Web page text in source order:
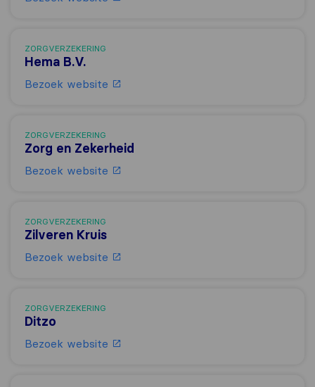
ZORGVERZEKERING
Hema B.V.
Bezoek website
ZORGVERZEKERING
Zorg en Zekerheid
Bezoek website
ZORGVERZEKERING
Zilveren Kruis
Bezoek website
ZORGVERZEKERING
Ditzo
Bezoek website